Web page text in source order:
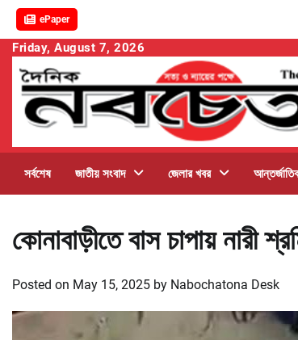
ePaper
Skip
content
Friday, August 7, 2026
সর্বশেষ জাতীয় সংবাদ জেলার খবর
কোনাবাড়ীতে বাস চাপায় নারী
Posted on May 15, 2025 by Nabochatona Desk